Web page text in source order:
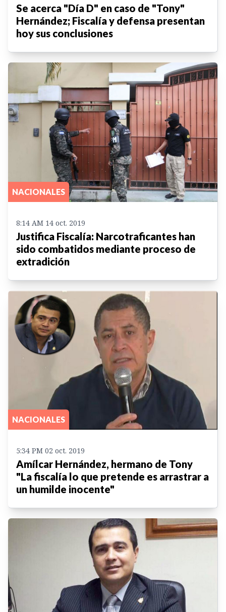
Se acerca "Día D" en caso de "Tony"
Hernández; Fiscalía y defensa presentan
hoy sus conclusiones
NACIONALES
8:14 AM 14 oct. 2019
Justifica Fiscalía: Narcotraficantes han
sido combatidos mediante proceso de
extradición
NACIONALES
5:34 PM 02 oct. 2019
Amílcar Hernández, hermano de Tony
"La fiscalía lo que pretende es arrastrar a
un humilde inocente"